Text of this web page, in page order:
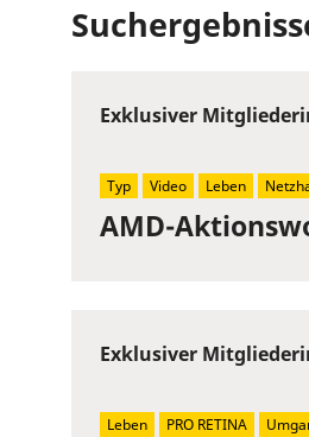
AMD-
Exklusiver
Typ Video Leben
Exklusiver
Leben PRO RETINA